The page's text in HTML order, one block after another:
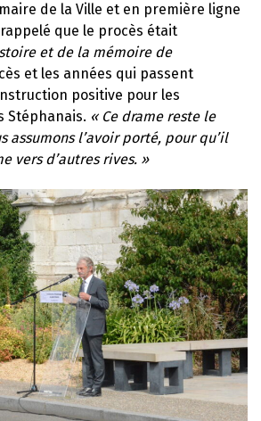
de la Ville et en première ligne
que le procès était
et de la mémoire de
et les années qui passent
positive pour les
Stéphanais. « Ce drame reste le
assumons l’avoir porté, pour qu’il
vers d’autres rives. »